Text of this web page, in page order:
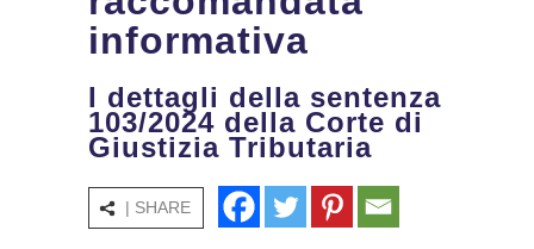
informativa
I dettagli della sentenza
103/2024 della Corte di
Giustizia Tributaria
| SHARE